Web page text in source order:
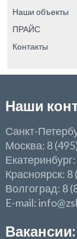
Наши объекты
ПРАЙС
Контакты
Наши
Санкт-
Москва: 8
Красноярск:
Волгоград: 8
E-mail:
Вакансии: